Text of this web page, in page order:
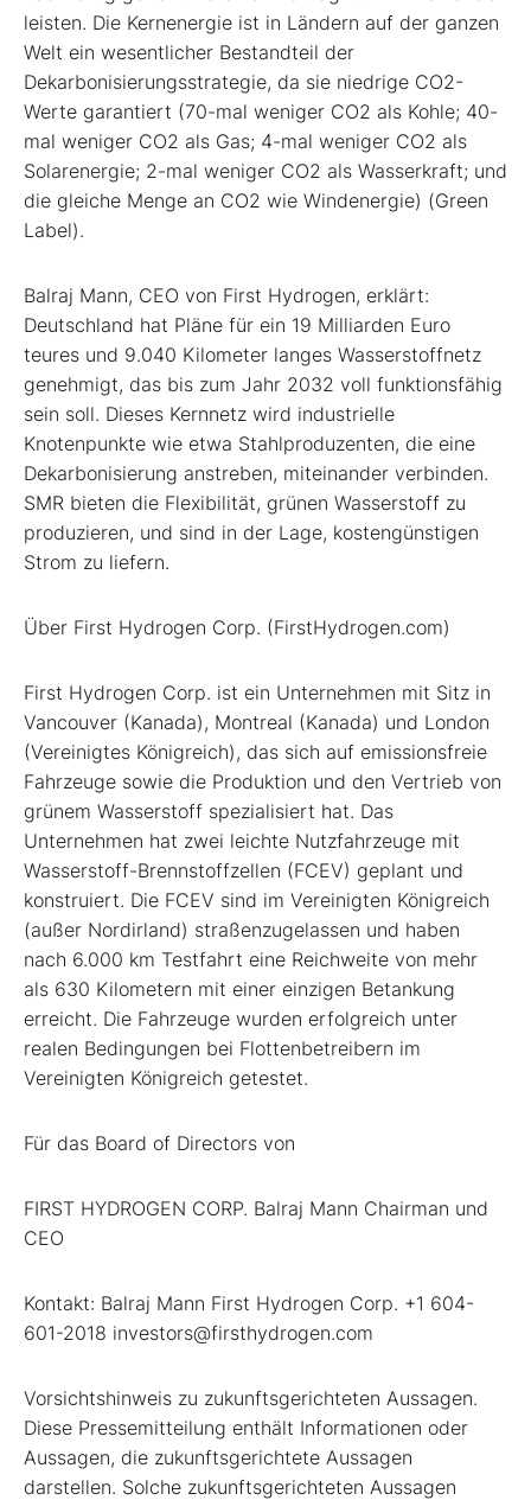
leisten. Die Kernenergie ist in Ländern auf der ganzen
Welt ein wesentlicher Bestandteil der
Dekarbonisierungsstrategie, da sie niedrige CO2-
Werte garantiert (70-mal weniger CO2 als Kohle; 40-
mal weniger CO2 als Gas; 4-mal weniger CO2 als
Solarenergie; 2-mal weniger CO2 als Wasserkraft; und
die gleiche Menge an CO2 wie Windenergie) (Green
Label).
Balraj Mann, CEO von First Hydrogen, erklärt:
Deutschland hat Pläne für ein 19 Milliarden Euro
teures und 9.040 Kilometer langes Wasserstoffnetz
genehmigt, das bis zum Jahr 2032 voll funktionsfähig
sein soll. Dieses Kernnetz wird industrielle
Knotenpunkte wie etwa Stahlproduzenten, die eine
Dekarbonisierung anstreben, miteinander verbinden.
SMR bieten die Flexibilität, grünen Wasserstoff zu
produzieren, und sind in der Lage, kostengünstigen
Strom zu liefern.
Über First Hydrogen Corp. (FirstHydrogen.com)
First Hydrogen Corp. ist ein Unternehmen mit Sitz in
Vancouver (Kanada), Montreal (Kanada) und London
(Vereinigtes Königreich), das sich auf emissionsfreie
Fahrzeuge sowie die Produktion und den Vertrieb von
grünem Wasserstoff spezialisiert hat. Das
Unternehmen hat zwei leichte Nutzfahrzeuge mit
Wasserstoff-Brennstoffzellen (FCEV) geplant und
konstruiert. Die FCEV sind im Vereinigten Königreich
(außer Nordirland) straßenzugelassen und haben
nach 6.000 km Testfahrt eine Reichweite von mehr
als 630 Kilometern mit einer einzigen Betankung
erreicht. Die Fahrzeuge wurden erfolgreich unter
realen Bedingungen bei Flottenbetreibern im
Vereinigten Königreich getestet.
Für das Board of Directors von
FIRST HYDROGEN CORP. Balraj Mann Chairman und
CEO
Kontakt: Balraj Mann First Hydrogen Corp. +1 604-
601-2018 investors@firsthydrogen.com
Vorsichtshinweis zu zukunftsgerichteten Aussagen.
Diese Pressemitteilung enthält Informationen oder
Aussagen, die zukunftsgerichtete Aussagen
darstellen. Solche zukunftsgerichteten Aussagen